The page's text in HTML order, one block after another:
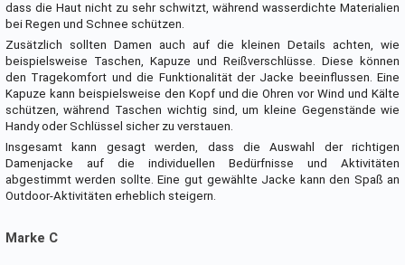
dass die Haut nicht zu sehr schwitzt, während wasserdichte Materialien
bei Regen und Schnee schützen.
Zusätzlich sollten Damen auch auf die kleinen Details achten, wie
beispielsweise Taschen, Kapuze und Reißverschlüsse. Diese können
den Tragekomfort und die Funktionalität der Jacke beeinflussen. Eine
Kapuze kann beispielsweise den Kopf und die Ohren vor Wind und Kälte
schützen, während Taschen wichtig sind, um kleine Gegenstände wie
Handy oder Schlüssel sicher zu verstauen.
Insgesamt kann gesagt werden, dass die Auswahl der richtigen
Damenjacke auf die individuellen Bedürfnisse und Aktivitäten
abgestimmt werden sollte. Eine gut gewählte Jacke kann den Spaß an
Outdoor-Aktivitäten erheblich steigern.
Marke C